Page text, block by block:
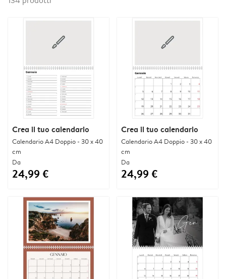
Crea il tuo calendario
Calendario A4 Doppio - 30 x 40
cm
Da
24,99 €
Crea il tuo calendario
Calendario A4 Doppio - 30 x 40
cm
Da
24,99 €